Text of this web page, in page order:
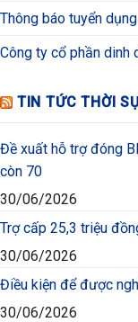
Thông báo tuyển
Công ty cổ phần dinh
TIN TỨC THỜI
Đề xuất hỗ trợ đóng
còn 70
30/06/2026
Trợ cấp 25,3 triệu
30/06/2026
Điều kiện để được
30/06/2026